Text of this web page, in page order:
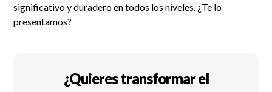
significativo y duradero en todos los niveles. ¿Te lo
presentamos?
¿Quieres transformar el